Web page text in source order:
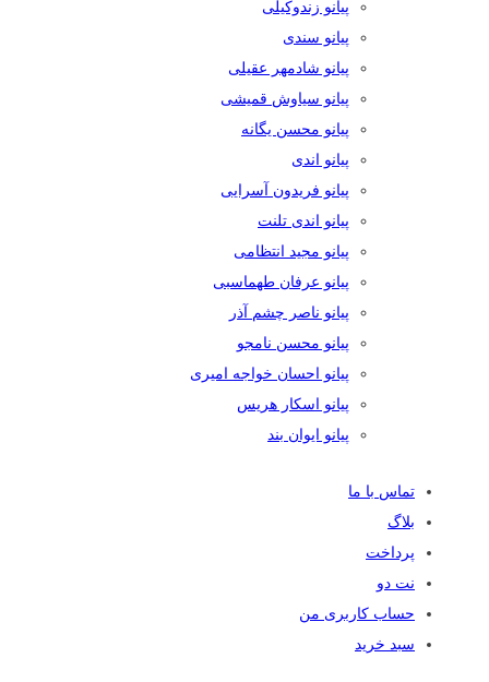
پیانو زندوکیلی
پیانو سندی
پیانو شادمهر عقیلی
پیانو سیاوش قمیشی
پیانو محسن یگانه
پیانو اندی
پیانو فریدون آسرایی
پیانو اندی تلنت
پیانو مجید انتظامی
پیانو عرفان طهماسبی
پیانو ناصر چشم آذر
پیانو محسن نامجو
پیانو احسان خواجه امیری
پیانو اسکار هریس
پیانو ایوان بند
تماس با ما
بلاگ
پرداخت
نت دو
حساب کاربری من
سبد خرید